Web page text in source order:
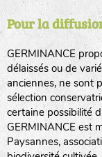
Pour la
GERMINANCE
délaissés ou de
anciennes, ne sont
sélection
certaine possibilité
GERMINANCE est
Paysannes,